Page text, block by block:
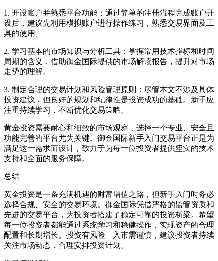
1. 开设账户并熟悉平台功能：通过简单的注册流程完成账户开
设后，建议先利用模拟账户进行操作练习，熟悉交易界面及工
具的使用。
2. 学习基本的市场知识与分析工具：掌握常用技术指标和时间
周期的含义，借助御金国际提供的市场解读报告，提升对市场
走势的理解。
3. 制定合理的交易计划和风险管理原则：尽管本文不涉及具体
投资建议，但良好的规划和纪律性是投资成功的基础。新手应
注重持续学习，不断优化交易策略。
黄金投资需要耐心和细致的市场观察，选择一个专业、安全且
功能完善的平台尤为关键。御金国际新手入门交易平台正是为
满足这一需求而设计，致力于为每一位投资者提供坚实的技术
支持和全面的服务保障。
总结
黄金投资是一条充满机遇的财富增值之路，但新手入门时务必
选择合规、安全的交易环境。御金国际凭借严格的监管资质和
先进的交易平台，为投资者搭建了稳定可靠的投资桥梁。希望
每一位投资者都能通过系统学习和稳健操作，实现资产的合理
配置和长期增长。投资有风险，入市需谨慎，建议投资者持续
关注市场动态，合理安排投资计划。